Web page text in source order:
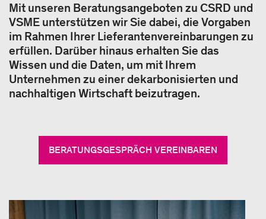
Mit unseren Beratungsangeboten zu CSRD und
VSME unterstützen wir Sie dabei, die Vorgaben
im Rahmen Ihrer Lieferantenvereinbarungen zu
erfüllen. Darüber hinaus erhalten Sie das
Wissen und die Daten, um mit Ihrem
Unternehmen zu einer dekarbonisierten und
nachhaltigen Wirtschaft beizutragen.
BERATUNGSGESPRÄCH VEREINBAREN